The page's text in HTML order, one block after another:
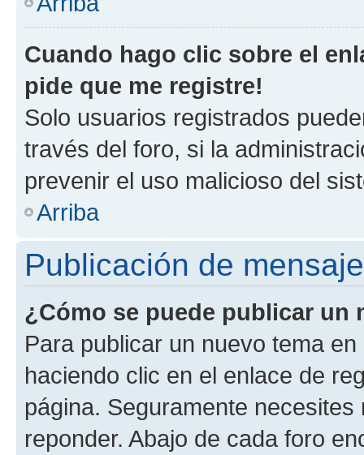
Cuando hago clic sobre el
pide que me registre!
Solo usuarios registrados
través del foro, si la
prevenir el uso malicioso del
Arriba
Publicación de
¿Cómo se puede publicar un
Para publicar un nuevo tema
haciendo clic en el enlace de
página. Seguramente
reponder. Abajo de cada foro